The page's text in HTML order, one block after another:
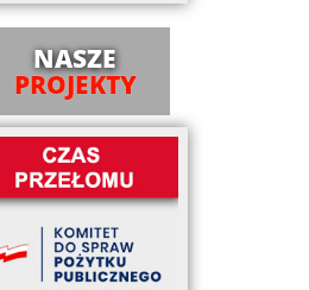
NASZE
PROJEKTY